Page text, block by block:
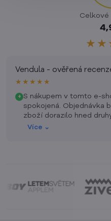
Celkové
Vendula - ověřená
★★★★★
+ S nákupem v tomto e-
spokojená. Objednávka
zboží dorazilo hned
pořádku. Oceňuji
Více ⌄